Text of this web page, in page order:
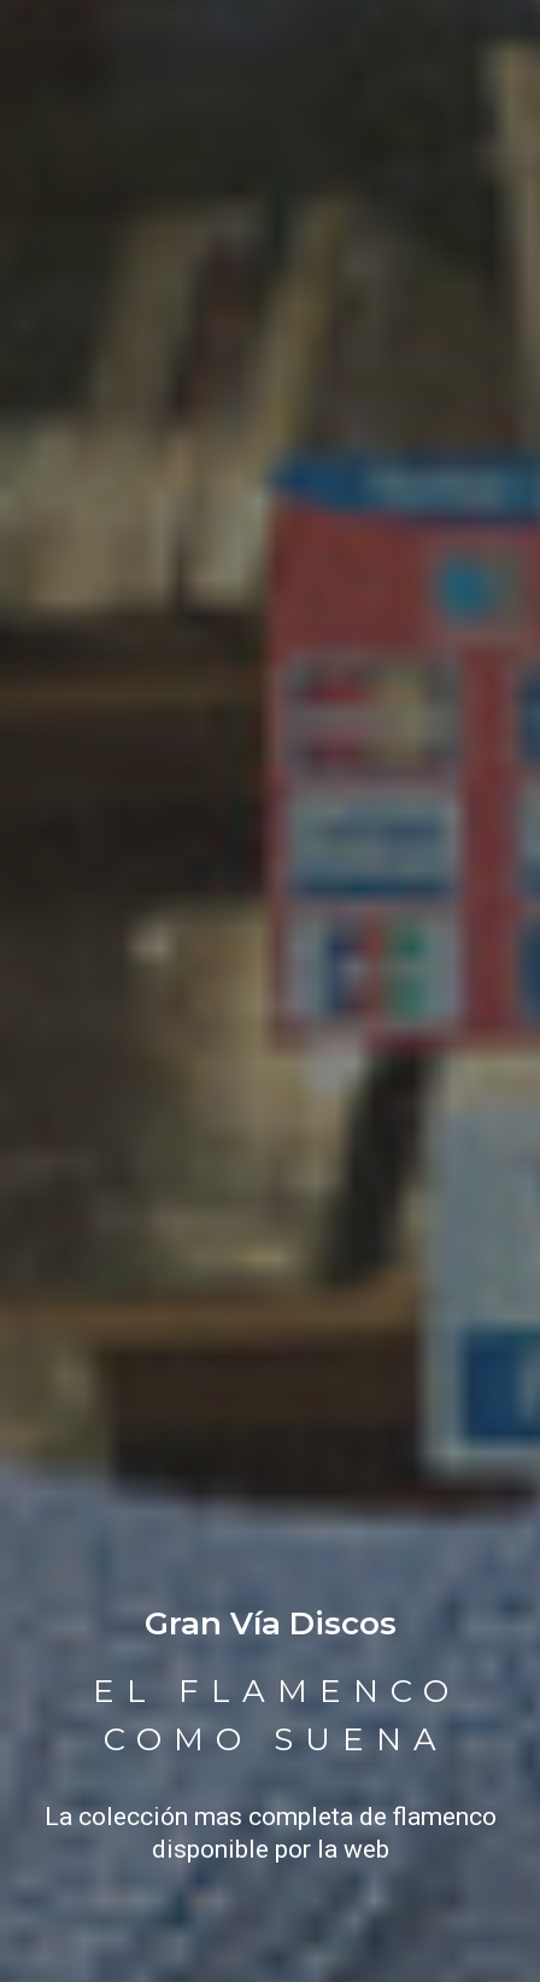
Gran Vía Discos
EL FLAMENCO
COMO SUENA
La colección mas completa de flamenco
disponible por la web